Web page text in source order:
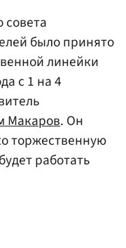
было принято
линейки
с 1 на 4
Макаров. Он
торжественную
работать